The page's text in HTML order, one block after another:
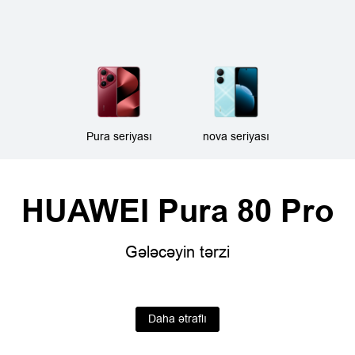
Pura seriyası nova seriyası
HUAWEI Pura 80 Pro
Gələcəyin tərzi
Daha ətraflı